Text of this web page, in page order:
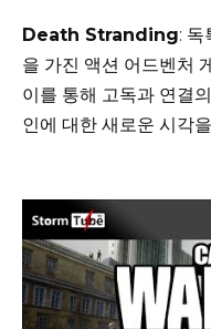
Death Stranding: 독
을 가진 액션 어드벤처
이를 통해 고독과 연결
인에 대한 새로운 시각